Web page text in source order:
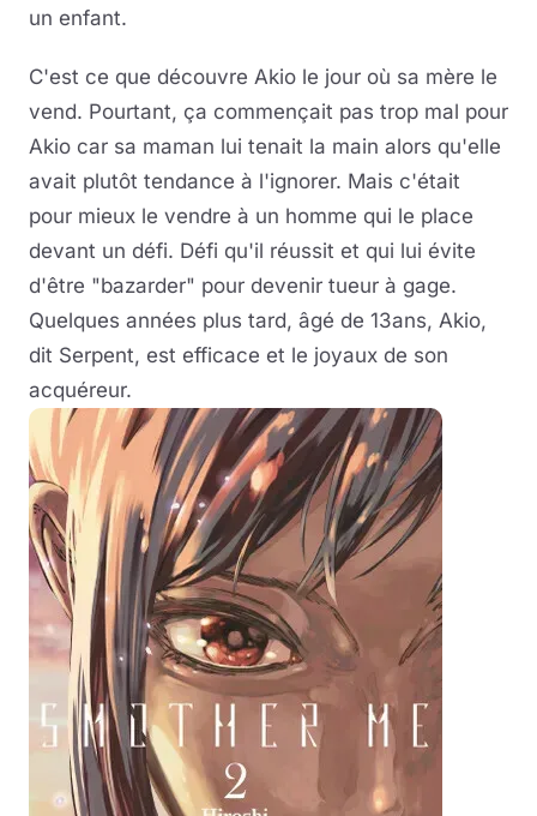
un enfant.
C'est ce que découvre Akio le jour où sa mère le
vend. Pourtant, ça commençait pas trop mal pour
Akio car sa maman lui tenait la main alors qu'elle
avait plutôt tendance à l'ignorer. Mais c'était
pour mieux le vendre à un homme qui le place
devant un défi. Défi qu'il réussit et qui lui évite
d'être "bazarder" pour devenir tueur à gage.
Quelques années plus tard, âgé de 13ans, Akio,
dit Serpent, est efficace et le joyaux de son
acquéreur.